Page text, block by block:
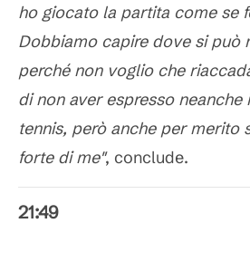
ho giocato la partita come se
Dobbiamo capire dove si può
perché non voglio che
di non aver espresso
tennis, però anche per merito
forte di me", conclude.
21:49